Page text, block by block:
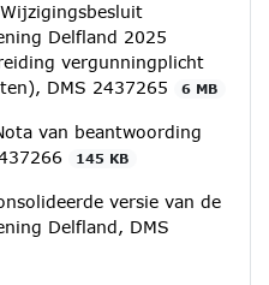
Delfland 2025
vergunningplicht
DMS 2437265
6 MB
van beantwoording
145 KB
versie van de
Delfland, DMS